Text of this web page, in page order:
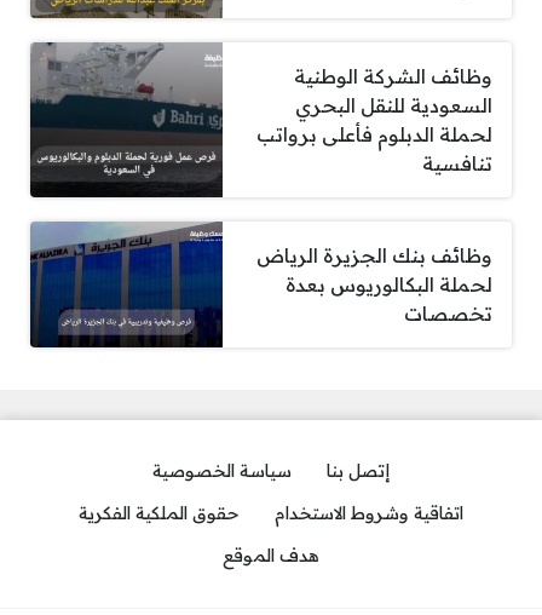
وظائف الشركة الوطنية
السعودية للنقل البحري
لحملة الدبلوم فأعلى برواتب
تنافسية
وظائف بنك الجزيرة الرياض
لحملة البكالوريوس بعدة
تخصصات
إتصل بنا
سياسة الخصوصية
اتفاقية وشروط الاستخدام
حقوق الملكية الفكرية
هدف الموقع